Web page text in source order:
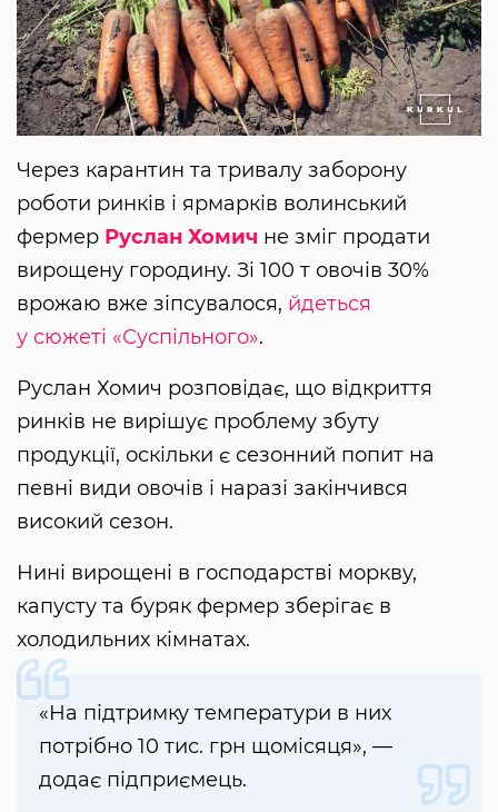
Через карантин та тривалу заборону
роботи ринків і ярмарків волинський
фермер Руслан Хомич не зміг продати
вирощену городину. Зі 100 т овочів 30%
врожаю вже зіпсувалося, йдеться
у сюжеті «Суспільного».
Руслан Хомич розповідає, що відкриття
ринків не вирішує проблему збуту
продукції, оскільки є сезонний попит на
певні види овочів і наразі закінчився
високий сезон.
Нині вирощені в господарстві моркву,
капусту та буряк фермер зберігає в
холодильних кімнатах.
«На підтримку температури в них
потрібно 10 тис. грн щомісяця», —
додає підприємець.